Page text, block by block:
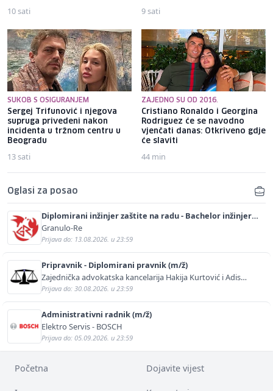
10 sati 9 sati
SUKOB S OSIGURANJEM
Sergej Trifunović i njegova
supruga privedeni nakon
incidenta u tržnom centru u
Beogradu
13 sati
ZAJEDNO SU OD 2016.
Cristiano Ronaldo i Georgina
Rodriguez će se navodno
vjenčati danas: Otkriveno gdje
će slaviti
44 min
Oglasi za posao
Diplomirani inžinjer zaštite na radu - Bachelor inžinjer
sigurnosti i pomoći (m/ž)
Granulo-Re
Prijava do: 13.08.2026. u 23:59
Pripravnik - Diplomirani pravnik (m/ž)
Zajednička advokatska kancelarija Hakija Kurtović i Adis
Kurtović
Prijava do: 30.08.2026. u 23:59
Administrativni radnik (m/ž)
Elektro Servis - BOSCH
Prijava do: 05.09.2026. u 23:59
Početna Dojavite vijest